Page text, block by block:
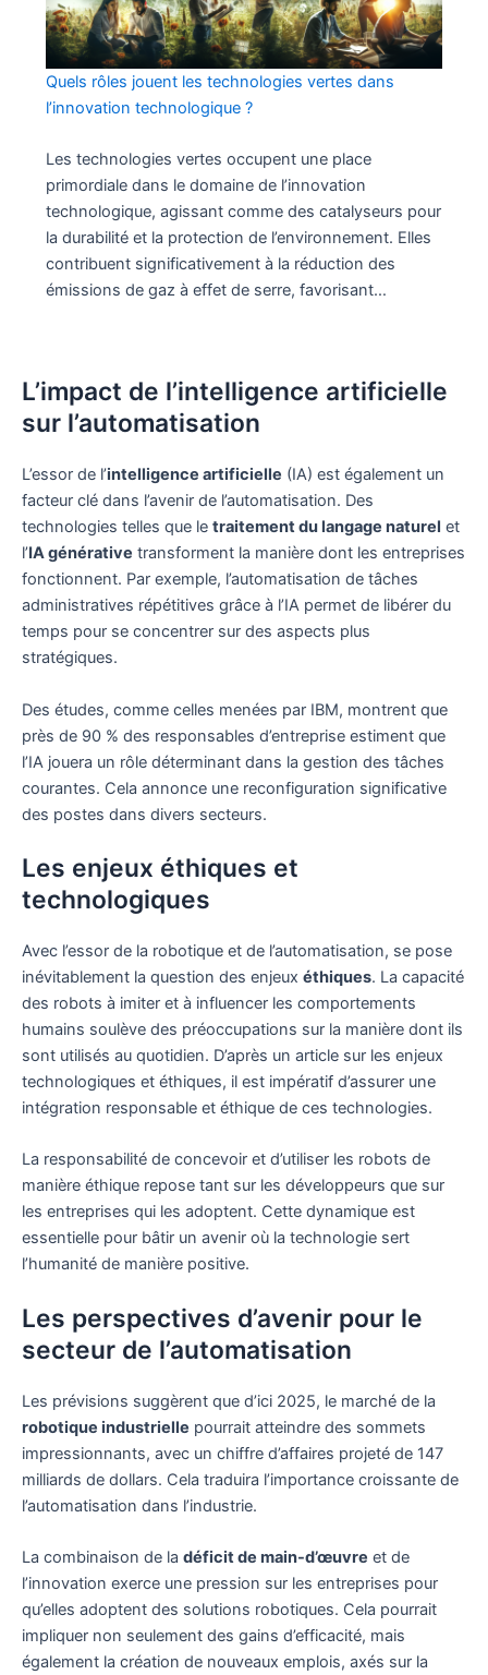
Quels rôles jouent les technologies vertes dans
l’innovation technologique ?
Les technologies vertes occupent une place
primordiale dans le domaine de l’innovation
technologique, agissant comme des catalyseurs pour
la durabilité et la protection de l’environnement. Elles
contribuent significativement à la réduction des
émissions de gaz à effet de serre, favorisant…
L’impact de l’intelligence artificielle
sur l’automatisation
L’essor de l’intelligence artificielle (IA) est également un
facteur clé dans l’avenir de l’automatisation. Des
technologies telles que le traitement du langage naturel et
l’IA générative transforment la manière dont les entreprises
fonctionnent. Par exemple, l’automatisation de tâches
administratives répétitives grâce à l’IA permet de libérer du
temps pour se concentrer sur des aspects plus
stratégiques.
Des études, comme celles menées par IBM, montrent que
près de 90 % des responsables d’entreprise estiment que
l’IA jouera un rôle déterminant dans la gestion des tâches
courantes. Cela annonce une reconfiguration significative
des postes dans divers secteurs.
Les enjeux éthiques et
technologiques
Avec l’essor de la robotique et de l’automatisation, se pose
inévitablement la question des enjeux éthiques. La capacité
des robots à imiter et à influencer les comportements
humains soulève des préoccupations sur la manière dont ils
sont utilisés au quotidien. D’après un article sur les enjeux
technologiques et éthiques, il est impératif d’assurer une
intégration responsable et éthique de ces technologies.
La responsabilité de concevoir et d’utiliser les robots de
manière éthique repose tant sur les développeurs que sur
les entreprises qui les adoptent. Cette dynamique est
essentielle pour bâtir un avenir où la technologie sert
l’humanité de manière positive.
Les perspectives d’avenir pour le
secteur de l’automatisation
Les prévisions suggèrent que d’ici 2025, le marché de la
robotique industrielle pourrait atteindre des sommets
impressionnants, avec un chiffre d’affaires projeté de 147
milliards de dollars. Cela traduira l’importance croissante de
l’automatisation dans l’industrie.
La combinaison de la déficit de main-d’œuvre et de
l’innovation exerce une pression sur les entreprises pour
qu’elles adoptent des solutions robotiques. Cela pourrait
impliquer non seulement des gains d’efficacité, mais
également la création de nouveaux emplois, axés sur la